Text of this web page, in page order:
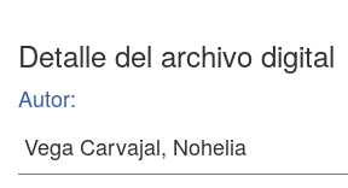
Detalle del archivo digital
Autor: